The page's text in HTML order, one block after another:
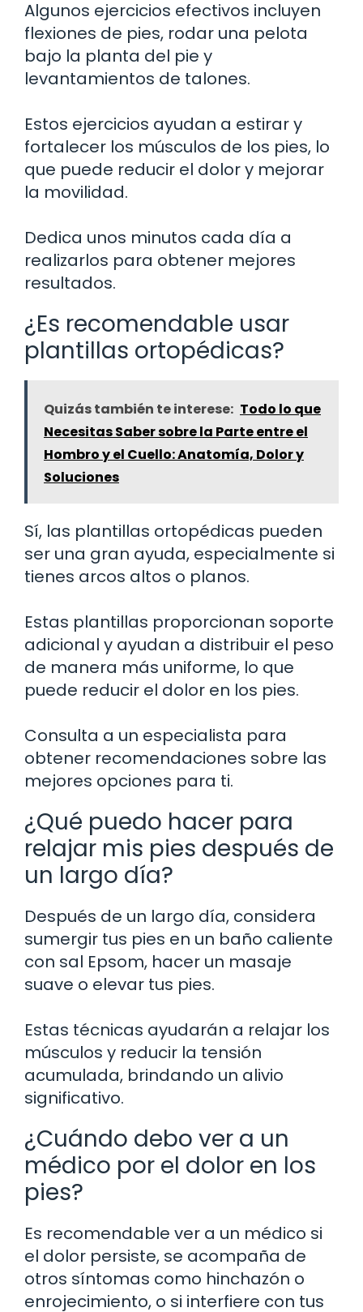
Algunos ejercicios efectivos incluyen
flexiones de pies, rodar una pelota
bajo la planta del pie y
levantamientos de talones.
Estos ejercicios ayudan a estirar y
fortalecer los músculos de los pies, lo
que puede reducir el dolor y mejorar
la movilidad.
Dedica unos minutos cada día a
realizarlos para obtener mejores
resultados.
¿Es recomendable usar
plantillas ortopédicas?
Quizás también te interese: Todo lo que
Necesitas Saber sobre la Parte entre el
Hombro y el Cuello: Anatomía, Dolor y
Soluciones
Sí, las plantillas ortopédicas pueden
ser una gran ayuda, especialmente si
tienes arcos altos o planos.
Estas plantillas proporcionan soporte
adicional y ayudan a distribuir el peso
de manera más uniforme, lo que
puede reducir el dolor en los pies.
Consulta a un especialista para
obtener recomendaciones sobre las
mejores opciones para ti.
¿Qué puedo hacer para
relajar mis pies después de
un largo día?
Después de un largo día, considera
sumergir tus pies en un baño caliente
con sal Epsom, hacer un masaje
suave o elevar tus pies.
Estas técnicas ayudarán a relajar los
músculos y reducir la tensión
acumulada, brindando un alivio
significativo.
¿Cuándo debo ver a un
médico por el dolor en los
pies?
Es recomendable ver a un médico si
el dolor persiste, se acompaña de
otros síntomas como hinchazón o
enrojecimiento, o si interfiere con tus